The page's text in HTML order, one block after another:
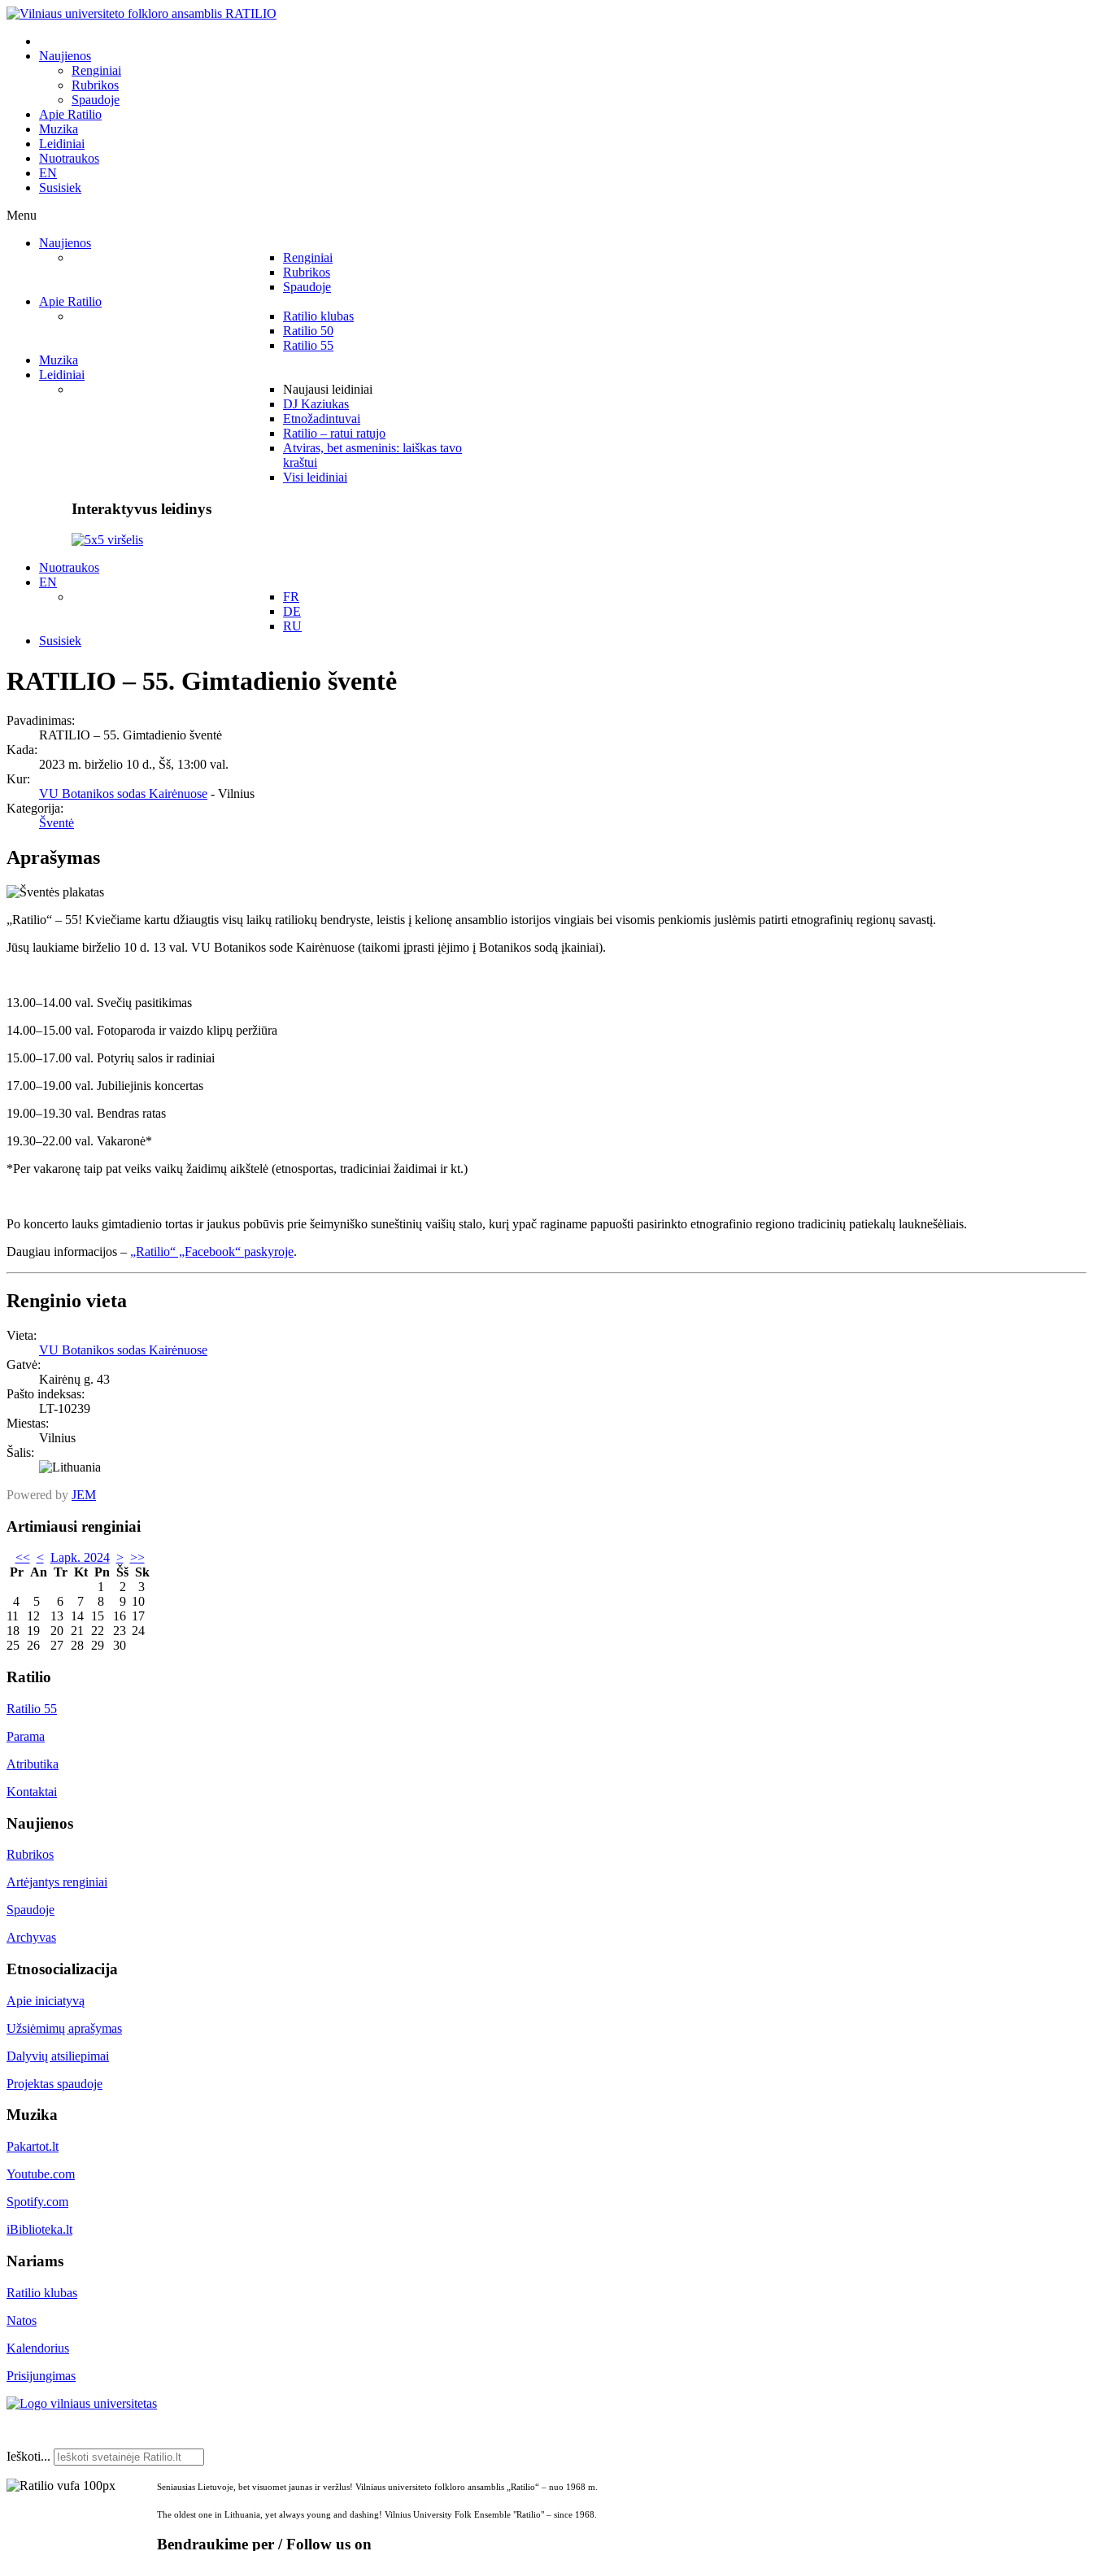
Naujienos
Renginiai
Rubrikos
Spaudoje
Apie Ratilio
Muzika
Leidiniai
Nuotraukos
EN
Susisiek
Menu
Naujienos
Renginiai
Rubrikos
Spaudoje
Apie Ratilio
Ratilio klubas
Ratilio 50
Ratilio 55
Muzika
Leidiniai
Naujausi leidiniai
DJ Kaziukas
Etnožadintuvai
Ratilio – ratui ratujo
Atviras, bet asmeninis: laiškas tavo
kraštui
Visi leidiniai
Interaktyvus leidinys
Nuotraukos
EN
FR
DE
RU
Susisiek
RATILIO – 55. Gimtadienio šventė
Pavadinimas:
RATILIO – 55. Gimtadienio šventė
Kada:
2023 m. birželio 10 d., Šš, 13:00 val.
Kur:
VU Botanikos sodas Kairėnuose - Vilnius
Kategorija:
Šventė
Aprašymas
„Ratilio“ – 55! Kviečiame kartu džiaugtis visų laikų ratiliokų bendryste, leistis į kelionę ansamblio istorijos vingiais bei visomis penkiomis juslėmis patirti etnografinių regionų savastį.
Jūsų laukiame birželio 10 d. 13 val. VU Botanikos sode Kairėnuose (taikomi įprasti įėjimo į Botanikos sodą įkainiai).
13.00–14.00 val. Svečių pasitikimas
14.00–15.00 val. Fotoparoda ir vaizdo klipų peržiūra
15.00–17.00 val. Potyrių salos ir radiniai
17.00–19.00 val. Jubiliejinis koncertas
19.00–19.30 val. Bendras ratas
19.30–22.00 val. Vakaronė*
*Per vakaronę taip pat veiks vaikų žaidimų aikštelė (etnosportas, tradiciniai žaidimai ir kt.)
Po koncerto lauks gimtadienio tortas ir jaukus pobūvis prie šeimyniško suneštinių vaišių stalo, kurį ypač raginame papuošti pasirinkto etnografinio regiono tradicinių patiekalų lauknešėliais.
Daugiau informacijos – „Ratilio“ „Facebook“ paskyroje.
Renginio vieta
Vieta:
VU Botanikos sodas Kairėnuose
Gatvė:
Kairėnų g. 43
Pašto indeksas:
LT-10239
Miestas:
Vilnius
Šalis:
Powered by JEM
Artimiausi renginiai
<< < Lapk. 2024 > >>
Pr An Tr Kt Pn Šš Sk
1
2
3
4
5 6 7 8 9 10
11
12 13 14 15 16 17
18 19 20 21 22 23 24
25 26 27 28 29 30
Ratilio
Ratilio 55
Parama
Atributika
Kontaktai
Naujienos
Rubrikos
Artėjantys renginiai
Spaudoje
Archyvas
Etnosocializacija
Apie iniciatyvą
Užsiėmimų aprašymas
Dalyvių atsiliepimai
Projektas spaudoje
Muzika
Pakartot.lt
Youtube.com
Spotify.com
iBiblioteka.lt
Nariams
Ratilio klubas
Natos
Kalendorius
Prisijungimas
Ieškoti...
Seniausias Lietuvoje, bet visuomet jaunas ir veržlus! Vilniaus universiteto folkloro ansamblis „Ratilio“ – nuo 1968 m.
The oldest one in Lithuania, yet always young and dashing! Vilnius University Folk Ensemble "Ratilio" – since 1968.
Bendraukime per / Follow us on